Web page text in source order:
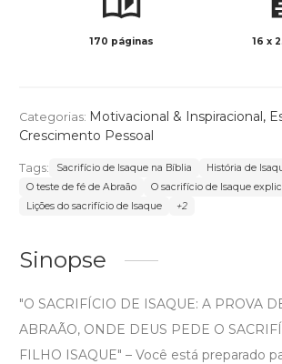
170 páginas 16 x
Categorias: Motivacional & Inspiracional,
Crescimento Pessoal
Tags: Sacrifício de Isaque na Bíblia
História de
O teste de fé de Abraão
O sacrifício de Isaque
Lições do sacrifício de Isaque
+2
Sinopse
"O SACRIFÍCIO DE ISAQUE: A PROVA
ABRAÃO, ONDE DEUS PEDE O
FILHO ISAQUE" – Você está preparado